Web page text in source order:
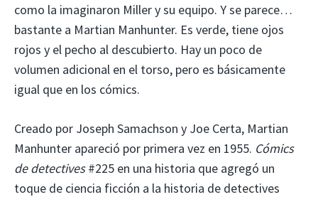
como la imaginaron Miller y su equipo. Y se parece…
bastante a Martian Manhunter. Es verde, tiene ojos
rojos y el pecho al descubierto. Hay un poco de
volumen adicional en el torso, pero es básicamente
igual que en los cómics.
Creado por Joseph Samachson y Joe Certa, Martian
Manhunter apareció por primera vez en 1955. Cómics
de detectives#225 en una historia que agregó un
toque de ciencia ficción a la historia de detectives